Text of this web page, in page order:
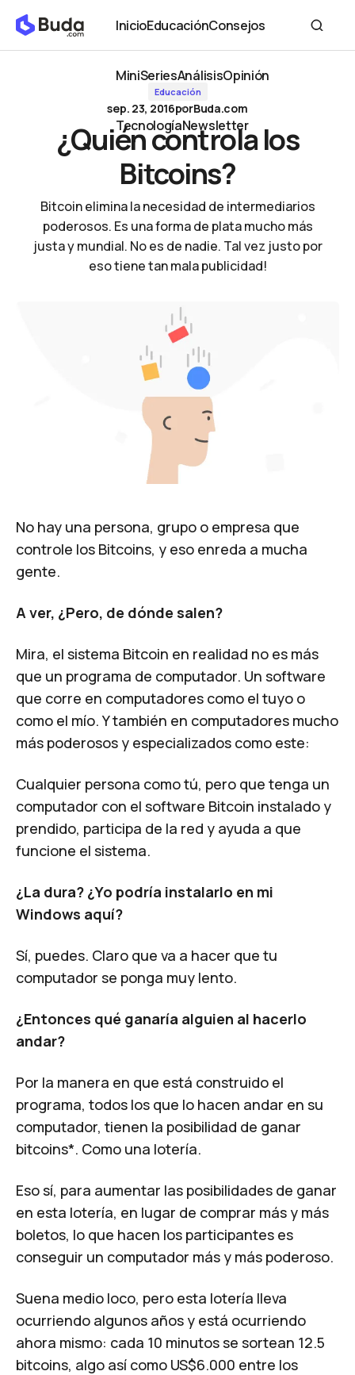
Inicio
Inicio
Educación
Educación
Consejos
Consejos
MiniSeries
MiniSeries
Análisis
Análisis
Opinión
Tecnología
Tecnología
Newsletter
Newsletter
¿Quién controla los Bitcoins?
Educación
sep. 23, 2016porBuda.com
¿Quién controla los
Bitcoins?
Bitcoin elimina la necesidad de intermediarios
poderosos. Es una forma de plata mucho más
justa y mundial. No es de nadie. Tal vez justo por
eso tiene tan mala publicidad!
No hay una persona, grupo o empresa que
controle los Bitcoins, y eso enreda a mucha
gente.
A ver, ¿Pero, de dónde salen?
Mira, el sistema Bitcoin en realidad no es más
que un programa de computador. Un software
que corre en computadores como el tuyo o
como el mío. Y también en computadores mucho
más poderosos y especializados como este:
Cualquier persona como tú, pero que tenga un
computador con el software Bitcoin instalado y
prendido, participa de la red y ayuda a que
funcione el sistema.
¿La dura? ¿Yo podría instalarlo en mi
Windows aquí?
Sí, puedes. Claro que va a hacer que tu
computador se ponga muy lento.
¿Entonces qué ganaría alguien al hacerlo
andar?
Por la manera en que está construido el
programa, todos los que lo hacen andar en su
computador, tienen la posibilidad de ganar
bitcoins*. Como una lotería.
Eso sí, para aumentar las posibilidades de ganar
en esta lotería, en lugar de comprar más y más
boletos, lo que hacen los participantes es
conseguir un computador más y más poderoso.
Suena medio loco, pero esta lotería lleva
ocurriendo algunos años y está ocurriendo
ahora mismo: cada 10 minutos se sortean 12.5
bitcoins, algo así como US$6.000 entre los